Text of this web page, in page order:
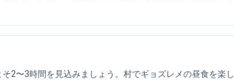
2〜3時間を見込みましょう。村でギョズレメの昼食を楽し